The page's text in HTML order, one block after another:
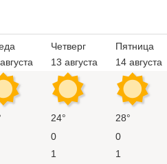
Четверг
13 августа
Пятница
14 августа
24° 28°
0 0
1 1